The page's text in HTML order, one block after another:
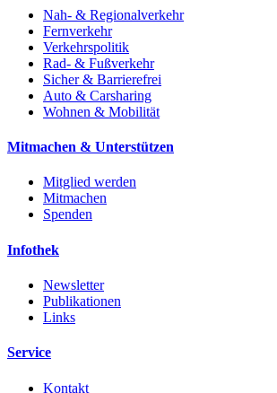
Nah- & Regionalverkehr
Fernverkehr
Verkehrspolitik
Rad- & Fußverkehr
Sicher & Barrierefrei
Auto & Carsharing
Wohnen & Mobilität
Mitmachen & Unterstützen
Mitglied werden
Mitmachen
Spenden
Infothek
Newsletter
Publikationen
Links
Service
Kontakt